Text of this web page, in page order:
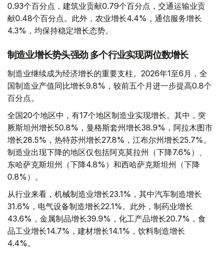
0.93个百分点，建筑业贡献0.79个百分点，交通运输业贡
献0.48个百分点。此外，农业增长4.4%，通信服务增长
4.3%，均保持稳定增长态势。
制造业增长势头强劲 多个行业实现两位数增长
制造业继续成为经济增长的重要支柱。2026年1至6月，全
国制造业产值同比增长9.8%，较前五个月进一步提高0.8个
百分点。
全国20个地区中，有17个地区制造业实现增长。其中，突
厥斯坦州增长50.8%，曼格斯套州增长38.9%，阿拉木图市
增长28.5%，热特苏州增长27.8%，江布尔州增长25.7%。
制造业出现下降的地区仅包括阿克莫拉州（下降7.6%）、
东哈萨克斯坦州（下降4.8%）和西哈萨克斯坦州（下降
0.8%）。
从行业来看，机械制造业增长23.1%，其中汽车制造增长
31.6%，电气设备制造增长22.1%。此外，制药业增长
43.6%，金属制品增长39.9%，化工产品增长20.7%，食
品工业增长14.7%，建材增长14.1%，饮料制造增长
4.4%。